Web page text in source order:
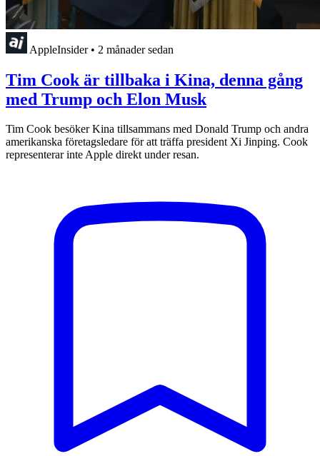
AppleInsider • 2 månader sedan
Tim Cook är tillbaka i Kina, denna gång
med Trump och Elon Musk
Tim Cook besöker Kina tillsammans med Donald Trump och andra
amerikanska företagsledare för att träffa president Xi Jinping. Cook
representerar inte Apple direkt under resan.